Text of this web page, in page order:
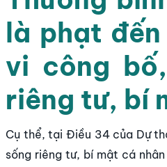
là phạt
vi công
riêng tư, bí
Cụ thể, tại Điều 34 của Dự
sống riêng tư, bí mật cá